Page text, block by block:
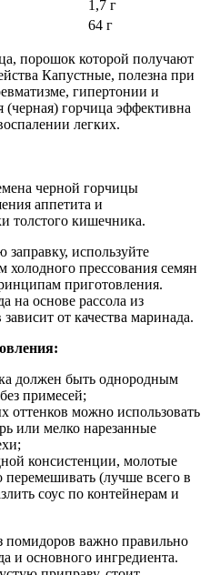
1,7 г
64 г
порошок которой получают
Капустные, полезна при
гипертонии и
(черная) горчица эффективна
легких.
черной горчицы
аппетита и
толстого кишечника.
используйте
прессования семян
приготовления.
на основе рассола из
от качества маринада.
должен быть однородным
примесей;
оттенков можно использовать
или мелко нарезанные
консистенции, молотые
(лучше всего в
соус по контейнерам и
помидоров важно правильно
и основного ингредиента.